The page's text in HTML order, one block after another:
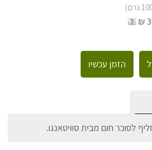
הזמן עכשיו
לסוכר חום מבית סוויטאנגו.